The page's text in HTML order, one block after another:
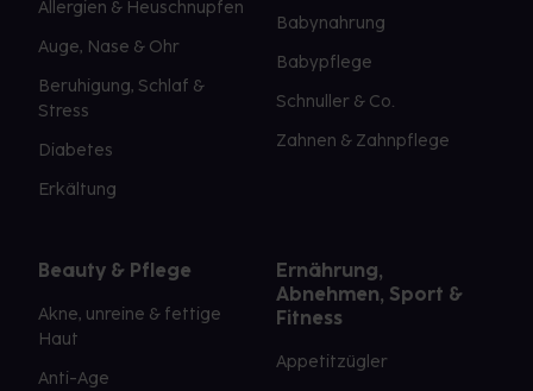
Allergien & Heuschnupfen
Auge, Nase & Ohr
Beruhigung, Schlaf &
Stress
Diabetes
Erkältung
Babynahrung
Babypflege
Schnuller & Co.
Zahnen & Zahnpflege
Beauty & Pflege
Akne, unreine & fettige
Haut
Anti-Age
Ernährung,
Abnehmen, Sport &
Fitness
Appetitzügler